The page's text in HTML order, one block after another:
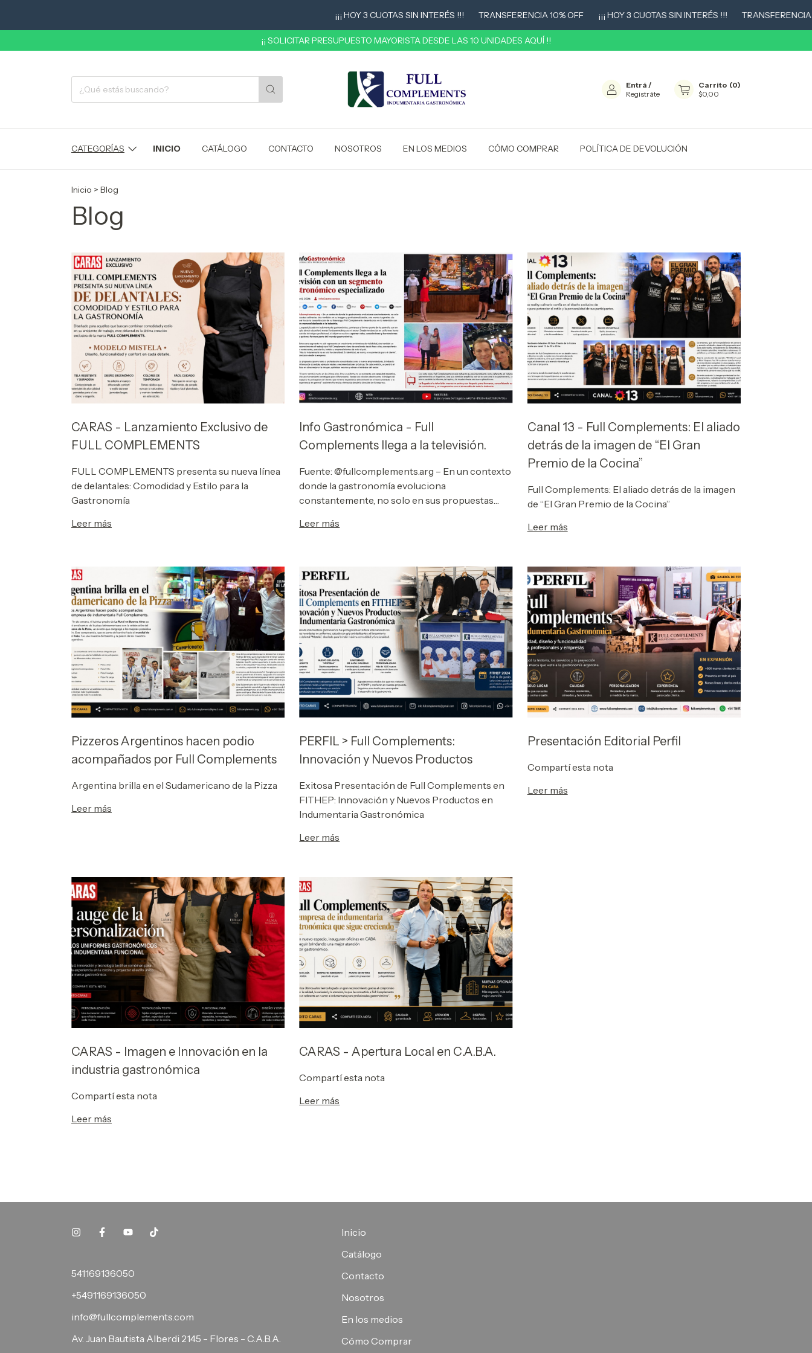
¡¡¡ HOY 3 CUOTAS SIN INTERÉS !!! TRANSFERENCIA 10% OFF ¡¡¡ HOY 3 CUOTAS SIN INTERÉS !!! TRANSFERENCIA 10%
¡¡ SOLICITAR PRESUPUESTO MAYORISTA DESDE LAS 10 UNIDADES AQUÍ !!
Entrá /
Registráte
Carrito (0)
$0,00
CATEGORÍAS INICIO CATÁLOGO CONTACTO NOSOTROS EN LOS MEDIOS CÓMO COMPRAR POLÍTICA DE DEVOLUCIÓN
Inicio > Blog
Blog
CARAS - Lanzamiento Exclusivo de
FULL COMPLEMENTS
FULL COMPLEMENTS presenta su nueva línea
de delantales: Comodidad y Estilo para la
Gastronomía
Leer más
Info Gastronómica - Full
Complements llega a la televisión.
Fuente: @fullcomplements.arg – En un contexto
donde la gastronomía evoluciona
constantemente, no solo en sus propuestas
profesionalización, una marca Argentina da un
Leer más
Canal 13 - Full Complements: El aliado
detrás de la imagen de “El Gran
Premio de la Cocina”
Full Complements: El aliado detrás de la imagen
de “El Gran Premio de la Cocina”
Leer más
Pizzeros Argentinos hacen podio
acompañados por Full Complements
Argentina brilla en el Sudamericano de la Pizza
Leer más
PERFIL > Full Complements:
Innovación y Nuevos Productos
Exitosa Presentación de Full Complements en
FITHEP: Innovación y Nuevos Productos en
Indumentaria Gastronómica
Leer más
Presentación Editorial Perfil
Compartí esta nota
Leer más
CARAS - Imagen e Innovación en la
industria gastronómica
Compartí esta nota
Leer más
CARAS - Apertura Local en C.A.B.A.
Compartí esta nota
Leer más
541169136050
+5491169136050
info@fullcomplements.com
Av. Juan Bautista Alberdi 2145 - Flores - C.A.B.A.
Inicio
Catálogo
Contacto
Nosotros
En los medios
Cómo Comprar